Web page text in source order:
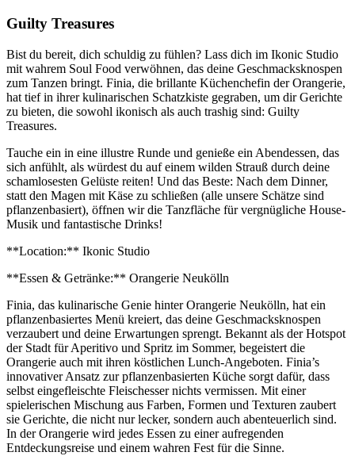
Guilty Treasures
Bist du bereit, dich schuldig zu fühlen? Lass dich im Ikonic Studio
mit wahrem Soul Food verwöhnen, das deine Geschmacksknospen
zum Tanzen bringt. Finia, die brillante Küchenchefin der Orangerie,
hat tief in ihrer kulinarischen Schatzkiste gegraben, um dir Gerichte
zu bieten, die sowohl ikonisch als auch trashig sind: Guilty
Treasures.
Tauche ein in eine illustre Runde und genieße ein Abendessen, das
sich anfühlt, als würdest du auf einem wilden Strauß durch deine
schamlosesten Gelüste reiten! Und das Beste: Nach dem Dinner,
statt den Magen mit Käse zu schließen (alle unsere Schätze sind
pflanzenbasiert), öffnen wir die Tanzfläche für vergnügliche House-
Musik und fantastische Drinks!
**Location:** Ikonic Studio
**Essen & Getränke:** Orangerie Neukölln
Finia, das kulinarische Genie hinter Orangerie Neukölln, hat ein
pflanzenbasiertes Menü kreiert, das deine Geschmacksknospen
verzaubert und deine Erwartungen sprengt. Bekannt als der Hotspot
der Stadt für Aperitivo und Spritz im Sommer, begeistert die
Orangerie auch mit ihren köstlichen Lunch-Angeboten. Finia’s
innovativer Ansatz zur pflanzenbasierten Küche sorgt dafür, dass
selbst eingefleischte Fleischesser nichts vermissen. Mit einer
spielerischen Mischung aus Farben, Formen und Texturen zaubert
sie Gerichte, die nicht nur lecker, sondern auch abenteuerlich sind.
In der Orangerie wird jedes Essen zu einer aufregenden
Entdeckungsreise und einem wahren Fest für die Sinne.